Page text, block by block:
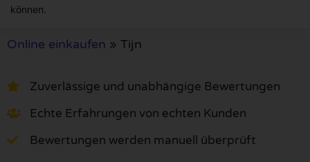
können.
Online einkaufen » Tijn
Zuverlässige und unabhängige Bewertungen
Echte Erfahrungen von echten Kunden
Bewertungen werden manuell überprüft